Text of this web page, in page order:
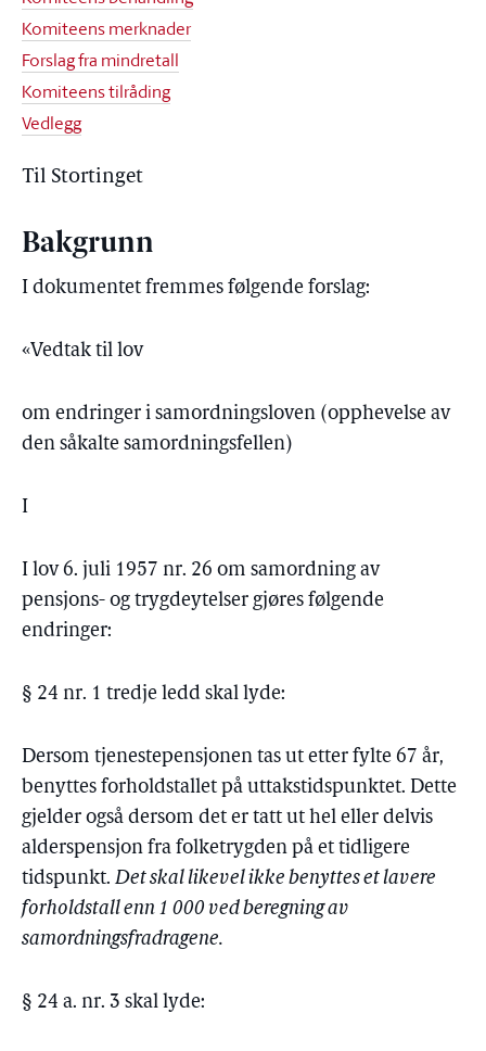
Komiteens merknader
Forslag fra mindretall
Komiteens tilråding
Vedlegg
Til Stortinget
Bakgrunn
I dokumentet fremmes følgende forslag:
«Vedtak til lov
om endringer i samordningsloven (opphevelse av
den såkalte samordningsfellen)
I
I lov 6. juli 1957 nr. 26 om samordning av
pensjons- og trygdeytelser gjøres følgende
endringer:
§ 24 nr. 1 tredje ledd skal lyde:
Dersom tjenestepensjonen tas ut etter fylte 67 år,
benyttes forholdstallet på uttakstidspunktet. Dette
gjelder også dersom det er tatt ut hel eller delvis
alderspensjon fra folketrygden på et tidligere
tidspunkt. Det skal likevel ikke benyttes et lavere
forholdstall enn 1 000 ved beregning av
samordningsfradragene.
§ 24 a. nr. 3 skal lyde: